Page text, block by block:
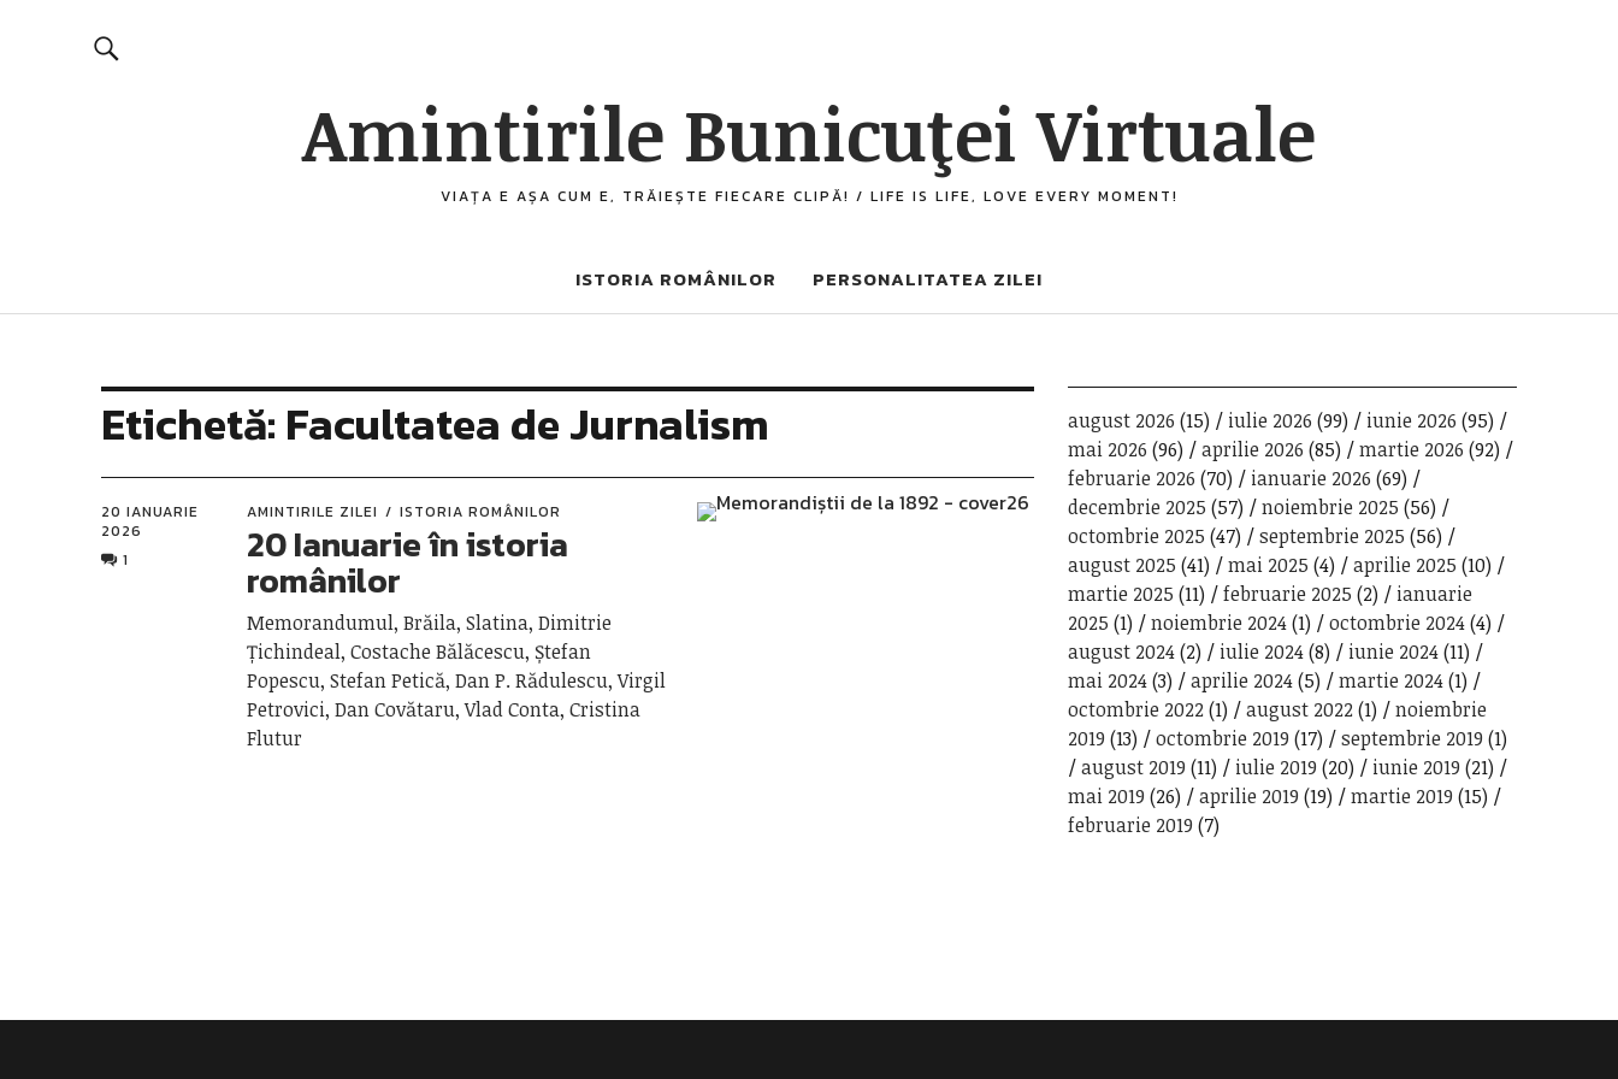
Amintirile Bunicuţei Virtuale
VIAȚA E AȘA CUM E, TRĂIEȘTE FIECARE CLIPĂ! / LIFE IS LIFE, LOVE EVERY MOMENT!
ISTORIA ROMÂNILOR PERSONALITATEA ZILEI
Etichetă: Facultatea de Jurnalism
20 IANUARIE
2026
1
AMINTIRILE ZILEI ISTORIA ROMÂNILOR
20 Ianuarie în istoria
românilor
Memorandumul, Brăila, Slatina, Dimitrie
Țichindeal, Costache Bălăcescu, Ștefan
Popescu, Stefan Petică, Dan P. Rădulescu, Virgil
Petrovici, Dan Covătaru, Vlad Conta, Cristina
Flutur
august 2026 (15) iulie 2026 (99) iunie 2026 (95)
mai 2026 (96) aprilie 2026 (85) martie 2026 (92)
februarie 2026 (70) ianuarie 2026 (69)
decembrie 2025 (57) noiembrie 2025 (56)
octombrie 2025 (47) septembrie 2025 (56)
august 2025 (41) mai 2025 (4) aprilie 2025 (10)
martie 2025 (11) februarie 2025 (2)
ianuarie
2025 (1) noiembrie 2024(1) octombrie 2024(4)
august 2024(2) iulie 2024(8) iunie 2024(11)
mai 2024(3) aprilie 2024(5) martie 2024(1)
octombrie 2022(1) august 2022(1)
noiembrie
2019 (13) octombrie 2019 (17) septembrie 2019 (1)
august 2019 (11) iulie 2019 (20) iunie 2019 (21)
mai 2019 (26) aprilie 2019 (19) martie 2019 (15)
februarie 2019 (7)